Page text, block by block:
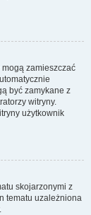
mogą zamieszczać
być zamykane z
witryny.
użytkownik
skojarzonymi z
tematu uzależniona